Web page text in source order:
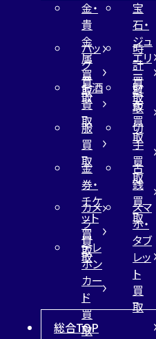
金・
貴
金
属
買
取
宝
石・
ジュ
エリ
ー
買
取
バッ
グ
買
取
時
計
買
取
お酒
買
取
財
布
買
取
服
買
取
切
手
買
取
金
券・
チケ
ット
買
取
古
銭
買
取
カメ
ラ
買
取
スマ
ホ・
タブ
レッ
ト
買
取
テレ
ホン
カー
ド
買
取
総合TOP